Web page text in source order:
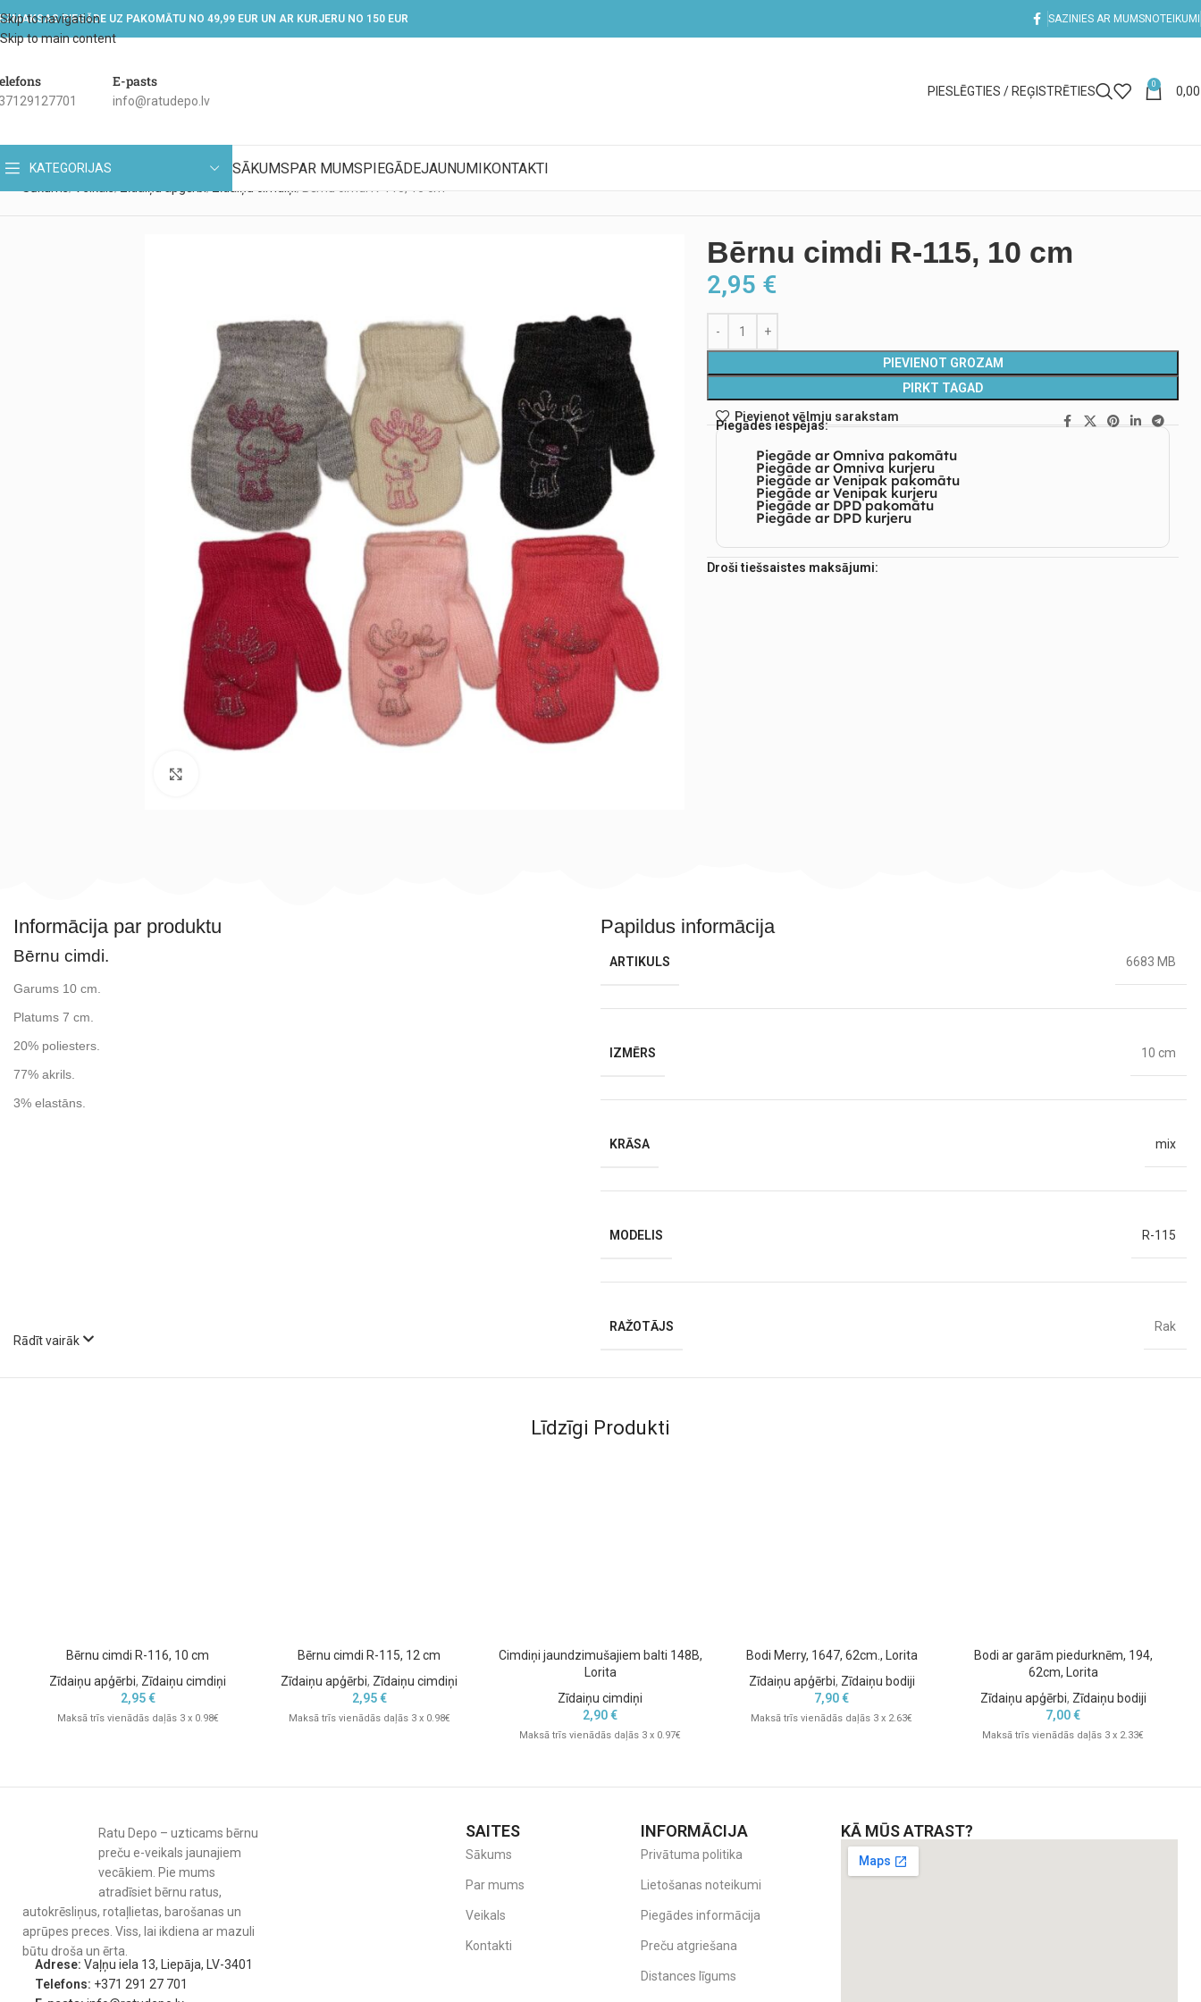
Skip to navigation
Skip to main content
PIEGĀDE UZ PAKOMĀTU NO 49,99 EUR UN AR KURJERU NO 150 EUR SAZINIES AR MUMSNOTEIKUMI
E-pasts
info@ratudepo.lv
PIESLĒGTIES / REĢISTRĒTIES 0
KATEGORIJAS SĀKUMSPAR MUMSPIEGĀDEJAUNUMIKONTAKTI
Bērnu cimdi R-115, 10 cm
2,95 €
PIEVIENOT GROZAM
PIRKT TAGAD
Pievienot vēlmju sarakstam
Piegādes iespējas:
Piegāde ar Omniva pakomātu
Piegāde ar Omniva kurjeru
Piegāde ar Venipak pakomātu
Piegāde ar Venipak kurjeru
Piegāde ar DPD pakomātu
Piegāde ar DPD kurjeru
Droši tiešsaistes maksājumi:
Informācija par produktu
Bērnu cimdi.
Garums 10 cm.
Platums 7 cm.
20% poliesters.
77% akrils.
3% elastāns.
Rādīt vairāk
Papildus informācija
ARTIKULS 6683 MB
IZMĒRS 10 cm
KRĀSA mix
MODELIS R-115
RAŽOTĀJS Rak
Līdzīgi Produkti
Bērnu cimdi R-116, 10 cm
Zīdaiņu apģērbi, Zīdaiņu cimdiņi
2,95€
Maksā trīs vienādās daļās 3 x 0.98€
Bērnu cimdi R-115, 12 cm
Zīdaiņu apģērbi, Zīdaiņu cimdiņi
2,95€
Maksā trīs vienādās daļās 3 x 0.98€
Cimdiņi jaundzimušajiem balti 148B,
Lorita
Zīdaiņu cimdiņi
2,90€
Maksā trīs vienādās daļās 3 x 0.97€
Bodi Merry, 1647, 62cm., Lorita
Zīdaiņu apģērbi, Zīdaiņu bodiji
7,90€
Maksā trīs vienādās daļās 3 x 2.63€
Bodi ar garām piedurknēm, 194,
62cm, Lorita
Zīdaiņu apģērbi, Zīdaiņu bodiji
7,00€
Maksā trīs vienādās daļās 3 x 2.33€
Ratu Depo – uzticams bērnu
preču e-veikals jaunajiem
vecākiem. Pie mums
atradīsiet bērnu ratus,
autokrēsliņus, rotaļlietas, barošanas un
aprūpes preces. Viss, lai ikdiena ar mazuli
būtu droša un ērta.
Adrese: Vaļņu iela 13, Liepāja, LV-3401
Telefons: +371 291 27 701
SAITES
Sākums
Par mums
Veikals
Kontakti
INFORMĀCIJA
Privātuma politika
Lietošanas noteikumi
Piegādes informācija
Preču atgriešana
Distances līgums
KĀ MŪS ATRAST?